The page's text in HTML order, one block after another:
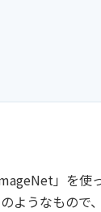
」を
ようなもの